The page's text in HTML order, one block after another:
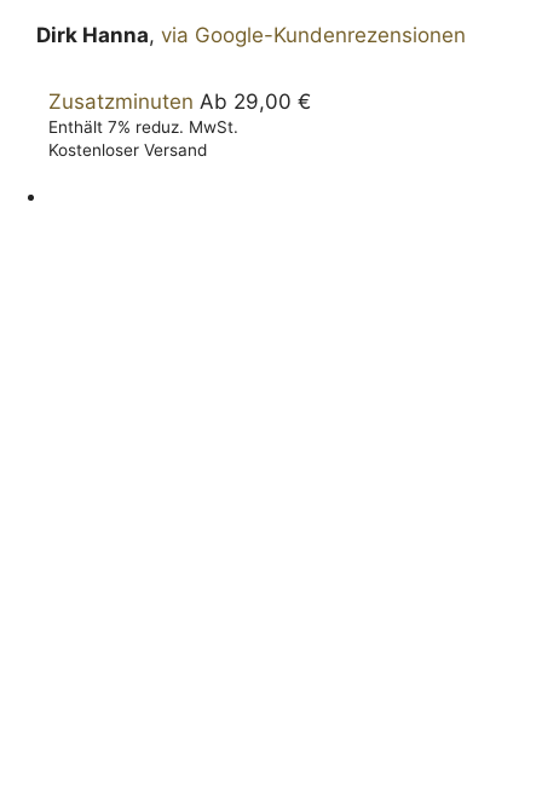
Dirk Hanna, via Google-Kundenrezensionen
Zusatz­minuten Ab 29,00 €
Enthält 7% reduz. MwSt.
Kostenloser Versand